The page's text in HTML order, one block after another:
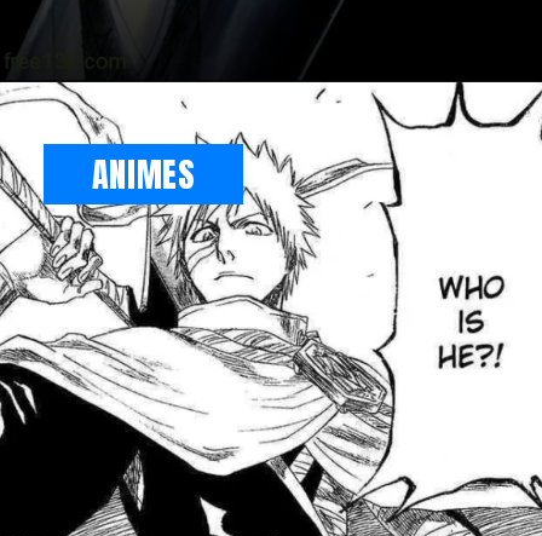
ANIMES